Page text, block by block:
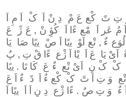
تً ﻛْﻊ عَ مْ دِ نْ اَ کْ اَ مِ اَ
مُ ﻋَﺮ اَ ﻣْﻊ ءًا اَ ﻛُﻮِٔ نْ , عَ ژً عَ
ءٌ , ﺗْﻊ اَﻮْ ﻳﯾًﺎ اَ صْ ﻳﯾًﺎ ﺻَﺎ ﻳَﺎ
اَىْ ﻳَﺎ عَ اَ ﻳْﺎ اَ ژْع ءًا قْ تِ , پٌ
اَ کْ کْ نِ اَىْ ﺗْﻊ ءٌ عَ ﻛَﺎ ﺗَﺎ . ﻳﯾًﺎ
وَ تِ اَ تً کْ ﻛْﻊ ءٌ اَ دً ءٌ اَ عَ
تِ صٌ . ءًا ژْع دِ نِ اَ اَ ﻳﯾًﺎ اَ